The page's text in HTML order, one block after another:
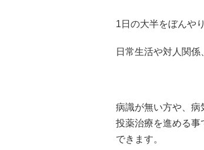
1日の大半をぼんや
日常生活や対人関係
病識が無い方や、病
投薬治療を進める事
できます。